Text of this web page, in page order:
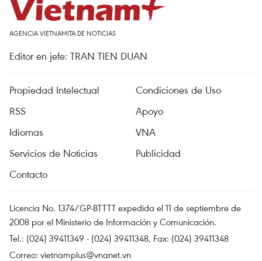
AGENCIA VIETNAMITA DE NOTICIAS
Editor en jefe: TRAN TIEN DUAN
Propiedad Intelectual
Condiciones de Uso
RSS
Apoyo
Idiomas
VNA
Servicios de Noticias
Publicidad
Contacto
Licencia No. 1374/GP-BTTTT expedida el 11 de septiembre de
2008 por el Ministerio de Información y Comunicación.
Tel.: (024) 39411349 - (024) 39411348, Fax: (024) 39411348
Correo: vietnamplus@vnanet.vn